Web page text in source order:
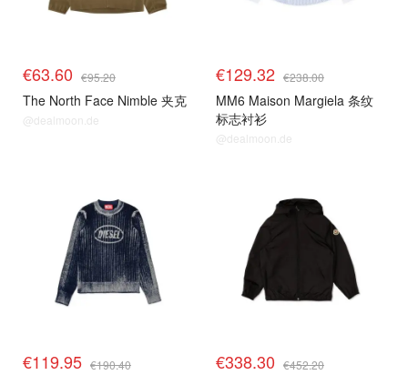
€63.60 €95.20
The North Face Nimble 夹克
@dealmoon.de
€129.32 €238.00
MM6 Maison Margiela 条纹
标志衬衫
@dealmoon.de
€119.95 €190.40 €338.30 €452.20